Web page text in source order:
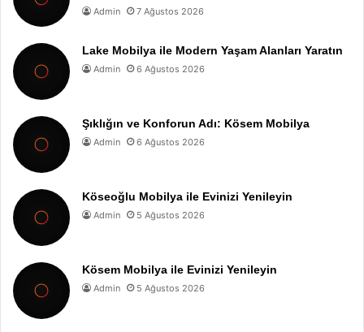
Admin 7 Ağustos 2026
Lake Mobilya ile Modern Yaşam Alanları Yaratın
Admin 6 Ağustos 2026
Şıklığın ve Konforun Adı: Kösem Mobilya
Admin 6 Ağustos 2026
Köseoğlu Mobilya ile Evinizi Yenileyin
Admin 5 Ağustos 2026
Kösem Mobilya ile Evinizi Yenileyin
Admin 5 Ağustos 2026